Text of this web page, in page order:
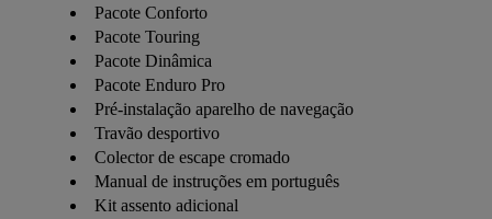
Pacote Conforto
Pacote Touring
Pacote Dinâmica
Pacote Enduro Pro
Pré-instalação aparelho de navegação
Travão desportivo
Colector de escape cromado
Manual de instruções em português
Kit assento adicional